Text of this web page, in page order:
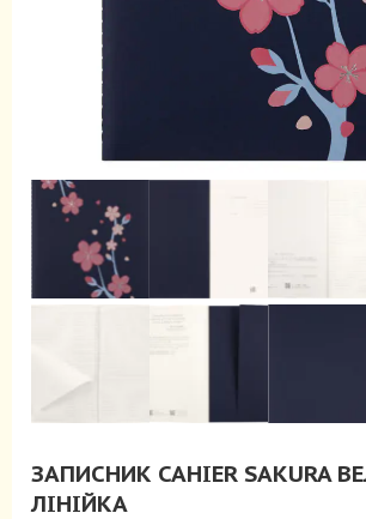
ЗАПИСНИК CAHIER SAKURA
ЛІНІЙКА